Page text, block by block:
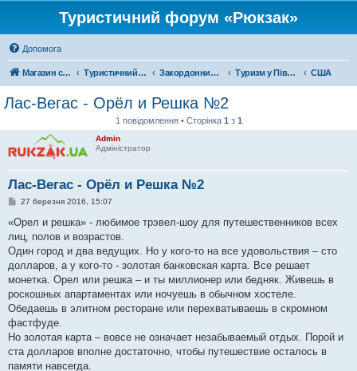
Туристичний форум «Рюкзак»
Допомога
Магазин спорядження Туристичний форум «Рюкзак» Закордонний туризм Туризм у Північній Америці США
Лас-Вегас - Орёл и Решка №2
1 повідомлення • Сторінка 1 з 1
Admin
Адміністратор
Лас-Вегас - Орёл и Решка №2
П
в
д
о
м
л
е
н
я
27 березня 2016, 15:07
«Орел и решка» - любимое трэвел-шоу для путешественников всех
лиц, полов и возрастов.
Один город и два ведущих. Но у кого-то на все удовольствия – сто
долларов, а у кого-то - золотая банковская карта. Все решает
монетка. Орел или решка – и ты миллионер или бедняк. Живешь в
роскошных апартаментах или ночуешь в обычном хостеле.
Обедаешь в элитном ресторане или перехватываешь в скромном
фастфуде.
Но золотая карта – вовсе не означает незабываемый отдых. Порой и
ста долларов вполне достаточно, чтобы путешествие осталось в
памяти навсегда.